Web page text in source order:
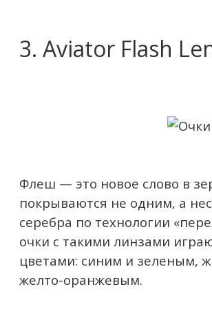
3. Aviator Flash
Флеш — это новое слово в
покрываются не одним, а
серебра по технологии
очки с такими линзами
цветами: синим и зеленым,
желто-оранжевым.